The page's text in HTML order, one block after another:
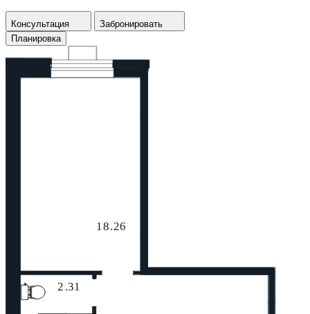
Консультация
Забронировать
Планировка